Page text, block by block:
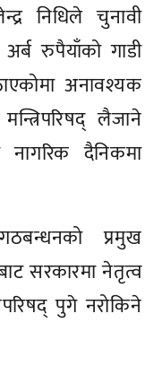
निधिले चुनावी
रुपैयाँको गाडी
अनावश्यक
लैजाने
दैनिकमा
प्रमुख
सरकारमा नेतृत्व
पुगे नरोकिने